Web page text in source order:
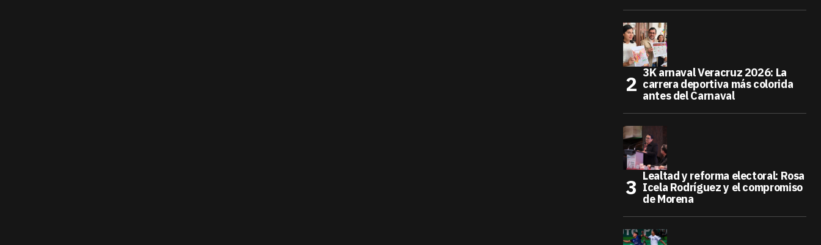
3K arnaval Veracruz 2026: La
carrera deportiva más colorida
antes del Carnaval
Lealtad y reforma electoral: Rosa
Icela Rodríguez y el compromiso
de Morena